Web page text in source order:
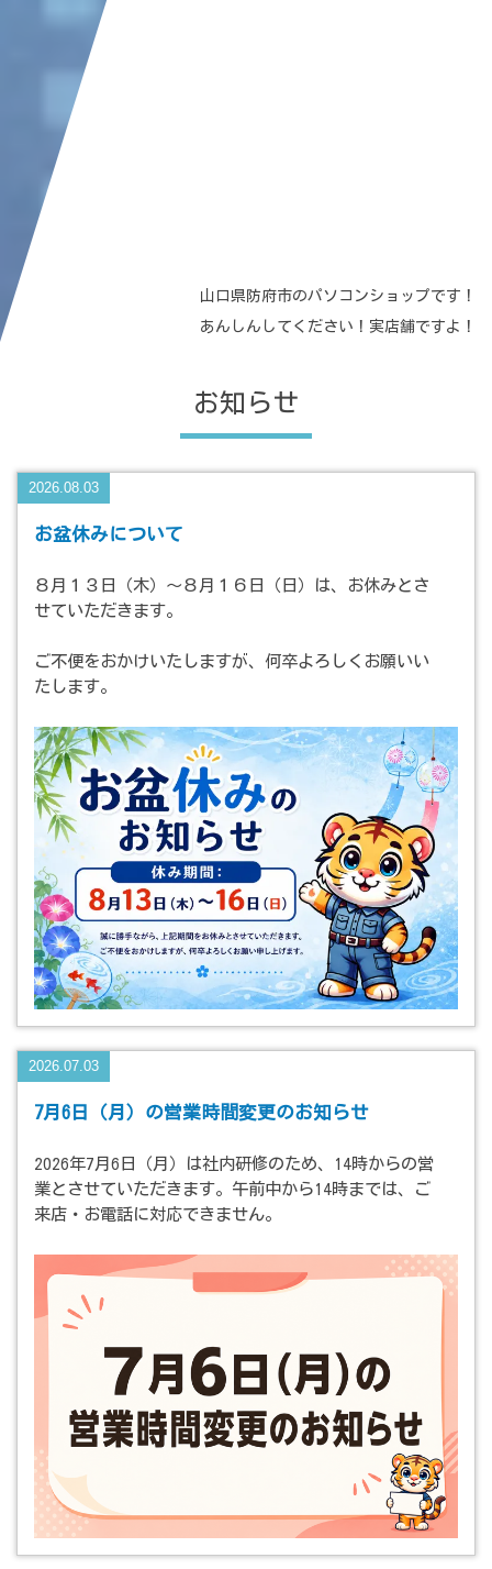
山口県防府市のパソコンショップです！
あんしんしてください！実店舗ですよ！
お知らせ
2026.08.03
お盆休みについて
８月１３日（木）～８月１６日（日）は、お休みとさ
せていただきます。
ご不便をおかけいたしますが、何卒よろしくお願いい
たします。
2026.07.03
7月6日（月）の営業時間変更のお知らせ
2026年7月6日（月）は社内研修のため、14時からの営
業とさせていただきます。午前中から14時までは、ご
来店・お電話に対応できません。